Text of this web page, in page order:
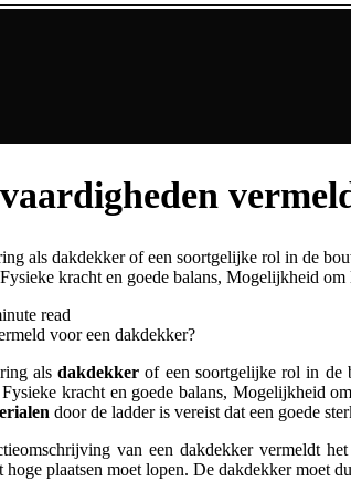
als dakdekker of een soortgelijke rol in de
kracht en goede balans, Mogelijkheid
read
alsdakdekker of een soortgelijke rol in de
kracht en goede balans, Mogelijkheid
door de ladder is vereist dat een goede
van een dakdekker vermeldt
plaatsen moet lopen. De dakdekker moet